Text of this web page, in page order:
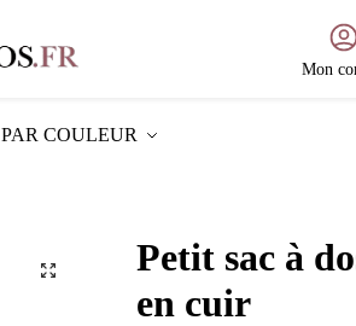
Mon
PAR COULEUR
Petit sac à
en cuir